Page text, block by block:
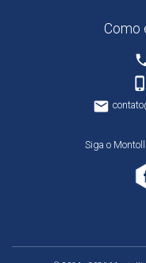
Como
phone_iphone
email
Siga o